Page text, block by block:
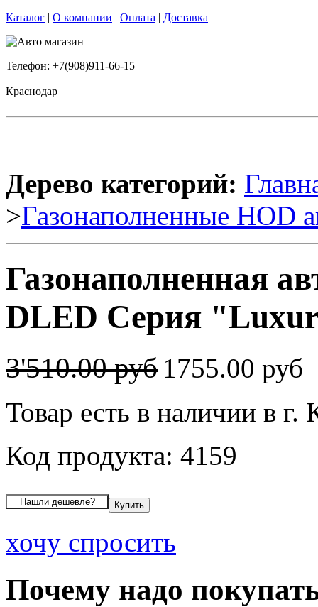
Каталог | О компании | Оплата | Доставка
Телефон: +7(908)911-66-15
Краснодар
Дерево категорий:
>Газонаполненные HOD
Газонаполненная
DLED Серия
3'510.00 руб 1755.00 руб
Товар есть в наличии в г.
Код продукта: 4159
хочу спросить
Почему надо